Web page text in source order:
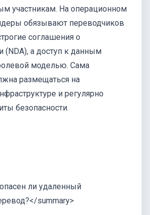
участникам. На операционном
обязывают переводчиков
соглашения о
(NDA), а доступ к данным
моделью. Сама
размещаться на
и регулярно
безопасности.
ли удаленный
summary>